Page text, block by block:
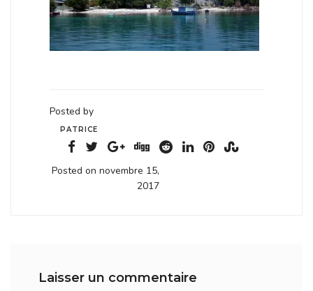
Posted by
PATRICE
Posted on novembre 15,
2017
Laisser un commentaire